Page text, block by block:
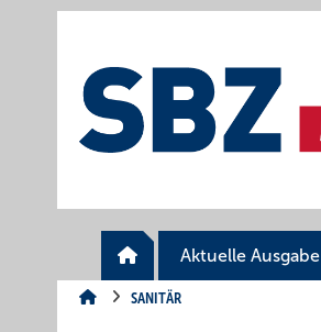
Aktuelle Ausgabe
SANITÄR